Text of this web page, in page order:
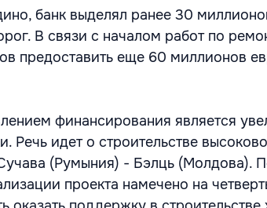
банк выделял ранее 30
В связи с началом работ по
предоставить еще 60 миллионов
финансирования является
Речь идет о строительстве
(Румыния) - Бэлць (Молдова).
проекта намечено на